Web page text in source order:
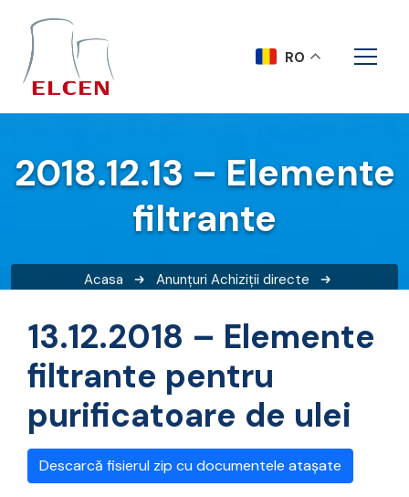
2018.12.13 – Elemente
filtrante
Acasa Anunțuri Achiziții directe
13.12.2018 – Elemente
filtrante pentru
purificatoare de ulei
Descarcă fisierul zip cu documentele atașate
RO